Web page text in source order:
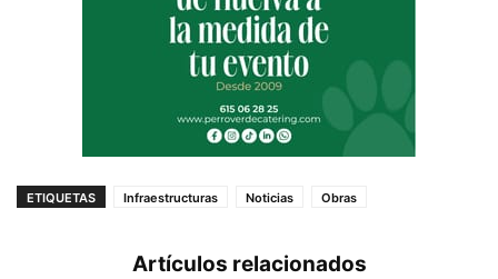
ETIQUETAS Infraestructuras Noticias Obras
Artículos relacionados